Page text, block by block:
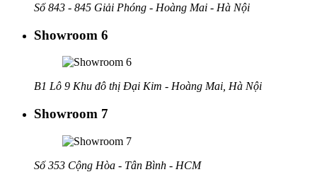
Số 843 - 845 Giải Phóng - Hoàng Mai - Hà Nội
Showroom 6
B1 Lô 9 Khu đô thị Đại Kim - Hoàng Mai, Hà Nội
Showroom 7
Số 353 Cộng Hòa - Tân Bình - HCM